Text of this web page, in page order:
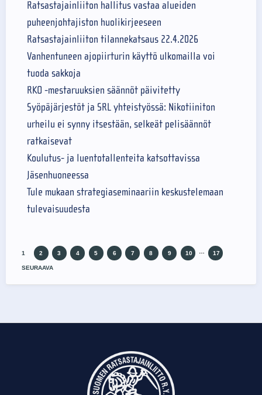
Ratsastajainliiton hallitus vastaa alueiden
puheenjohtajiston huolikirjeeseen
Ratsastajainliiton tilannekatsaus 22.4.2026
Vanhentuneen ajopiirturin käyttö ulkomailla voi
tuoda sakkoja
RKO -mestaruuksien säännöt päivitetty
Syöpäjärjestöt ja SRL yhteistyössä: Nikotiiniton
urheilu ei synny itsestään, selkeät pelisäännöt
ratkaisevat
Koulutus- ja luentotallenteita katsottavissa
Jäsenhuoneessa
Tule mukaan strategiaseminaariin keskustelemaan
tulevaisuudesta
1 2 3 4 5 6 7 8 9 10 17
SEURAAVA